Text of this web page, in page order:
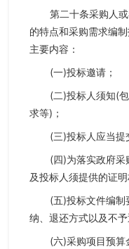
第二十条采购人
的特点和采购需求编
主要内容：
(一)投标邀请；
(二)投标人须知(
求等)；
(三)投标人应当提
(四)为落实政府采
及投标人须提供的证明
(五)投标文件编
纳、退还方式以及不
(六)采购项目预